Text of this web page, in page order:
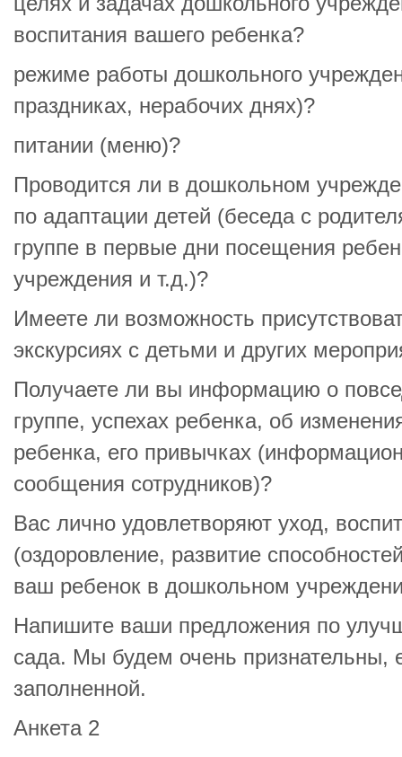
воспитания вашего ребенка?
режиме работы дошкольного
праздниках, нерабочих днях)?
питании (меню)?
Проводится ли в дошкольном
по адаптации детей (беседа с
группе в первые дни посещения
учреждения и т.д.)?
Имеете ли возможность
экскурсиях с детьми и других
Получаете ли вы информацию о
группе, успехах ребенка, об
ребенка, его привычках
сообщения сотрудников)?
Вас лично удовлетворяют уход,
(оздоровление, развитие
ваш ребенок в дошкольном
Напишите ваши предложения по
сада. Мы будем очень признательны,
заполненной.
Анкета 2